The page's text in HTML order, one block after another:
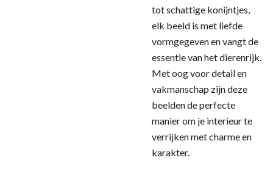
tot schattige konijntjes,
elk beeld is met liefde
vormgegeven en vangt de
essentie van het dierenrijk.
Met oog voor detail en
vakmanschap zijn deze
beelden de perfecte
manier om je interieur te
verrijken met charme en
karakter.